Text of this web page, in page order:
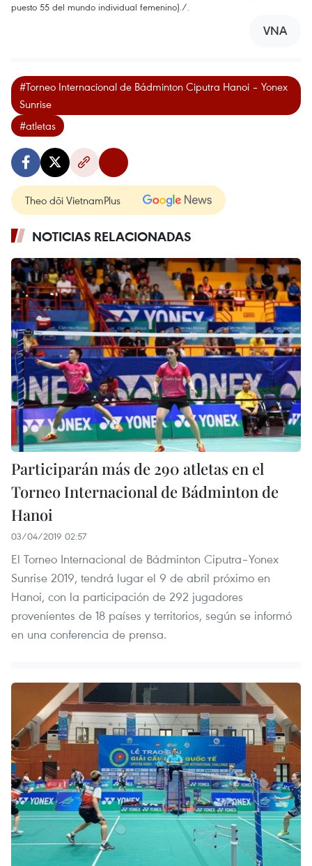
puesto 55 del mundo individual femenino)./.
VNA
#Torneo Internacional de Bádminton Ciputra Hanoi – Yonex
Sunrise
#atletas
Theo dõi VietnamPlus
NOTICIAS RELACIONADAS
Participarán más de 290 atletas en el
Torneo Internacional de Bádminton de
Hanoi
03/04/2019 02:57
El Torneo Internacional de Bádminton Ciputra–Yonex
Sunrise 2019, tendrá lugar el 9 de abril próximo en
Hanoi, con la participación de 292 jugadores
provenientes de 18 países y territorios, según se informó
en una conferencia de prensa.